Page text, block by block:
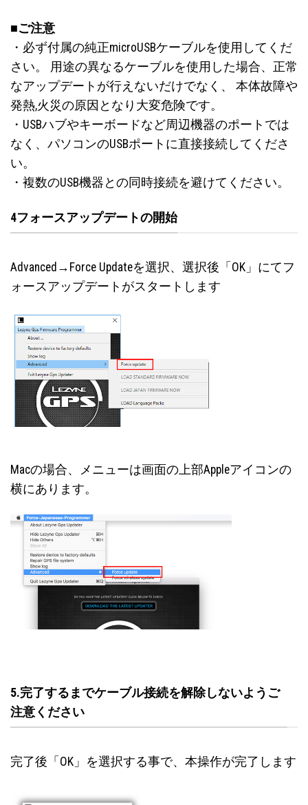
■ご注意
・ 必ず付属の純正microUSBケーブルを使用してくだ
さい。
用途の異なるケーブルを使用した場合、正常
なアップデートが行えないだけでなく、 本体故障や
発熱,火災の原因となり大変危険です。
・USBハブやキーボードなど周辺機器のポートでは
なく、パソコンのUSBポートに直接接続してくださ
い。
・複数のUSB機器との同時接続を避けてください。
4フォースアップデートの開始
Advanced→Force Updateを選択、選択後「OK」にてフ
ォースアップデートがスタートします
Macの場合、メニューは画面の上部Appleアイコンの
横にあります。
5.完了するまでケーブル接続を解除しないようご
注意ください
完了後「OK」を選択する事で、本操作が完了します